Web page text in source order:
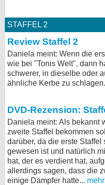
STAFFEL 2
Review Staffel 2
Daniela meint: Wenn die
wie bei "Tonis Welt", dann
schwerer, in dieselbe oder
ähnliche Kerbe zu
DVD-Rezension:
Daniela meint: Als bekannt
zweite Staffel bekommen
darüber, da die erste Staffel
gewesen ist und natürlich
hat, der es verdient hat,
allerdings sagen, dass die
einige Dämpfer hatte... mehr